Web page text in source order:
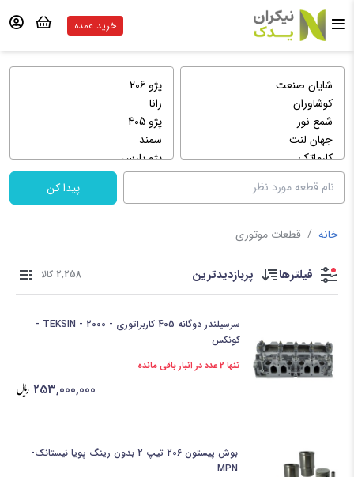
خرید عمده
پیدا کن
خانه / قطعات موتوری
فیلترها پربازدیدترین 2,258 کالا
سرسیلندر دوگانه 405 کاربراتوری - 2000 - TEKSIN -
کونکس
تنها 2 عدد در انبار باقی مانده
253,000,000
بوش پیستون 206 تیپ 2 بدون رینگ پویا نیستانک-
MPN